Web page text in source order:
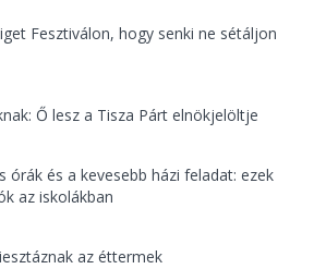
Fesztiválon, hogy senki ne sétáljon
Ő lesz a Tisza Párt elnökjelöltje
órák és a kevesebb házi feladat: ezek
az iskolákban
az éttermek